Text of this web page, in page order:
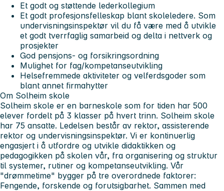
Et godt og støttende lederkollegium
Et godt profesjonsfelleskap blant skoleledere. Som
undervisningsinspektør vil du få være med å utvikle
et godt tverrfaglig samarbeid og delta i nettverk og
prosjekter
God pensjons- og forsikringsordning
Mulighet for fag/kompetanseutvikling
Helsefremmede aktiviteter og velferdsgoder som
blant annet firmahytter
Om Solheim skole
Solheim skole er en barneskole som for tiden har 500
elever fordelt på 3 klasser på hvert trinn. Solheim skole
har 75 ansatte. Ledelsen består av rektor, assisterende
rektor og undervisningsinspektør. Vi er kontinuerlig
engasjert i å utfordre og utvikle didaktikken og
pedagogikken på skolen vår, fra organisering og struktur
til systemer, rutiner og kompetanseutvikling. Vår
"drømmetime" bygger på tre overordnede faktorer:
Fengende, forskende og forutsigbarhet. Sammen med